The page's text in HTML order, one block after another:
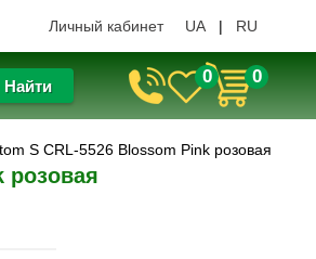
Личный кабинет UA | RU
Найти 0 0
S CRL-5526 Blossom Pink розовая
розовая